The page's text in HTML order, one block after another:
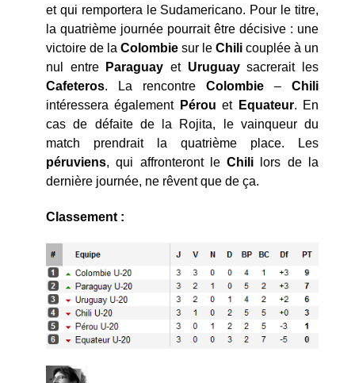
et qui remportera le Sudamericano. Pour le titre,
la quatrième journée pourrait être décisive : une
victoire de la Colombie sur le Chili couplée à un
nul entre
Paraguay et Uruguaysacrerait les
Cafeteros. La rencontre Colombie – Chili
intéressera également Pérou et Equateur. En
cas de défaite de la Rojita, le vainqueur du
match prendrait la quatrième place. Les
péruviens, qui affronteront leChili lors de la
dernière journée, ne rêvent que de ça.
Classement :